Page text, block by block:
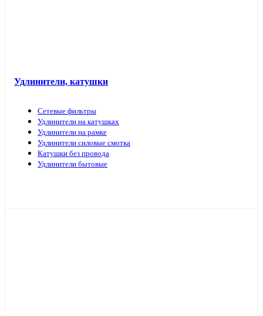
Удлинители, катушки
Сетевые фильтры
Удлинители на катушках
Удлинители на рамке
Удлинители силовые смотка
Катушки без провода
Удлинители бытовые